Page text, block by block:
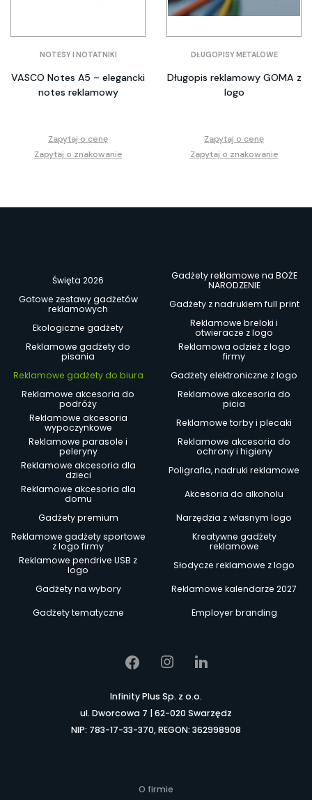
NOTESY I NOTATNIKI
VASCO Notes A5 – elegancki
notes reklamowy
Zapytaj o cenę
Zapytaj o znakowanie
DŁUGOPISY METALOWE
Długopis reklamowy GOMA z
logo
Zapytaj o cenę
Zapytaj o znakowanie
Święta 2026
Gadżety reklamowe na BOŻE
NARODZENIE
Gotowe zestawy gadżetów
reklamowych
Gadżety z nadrukiem full print
Ekologiczne gadżety
Reklamowe breloki i
otwieracze z logo
Reklamowe gadżety do
pisania
Reklamowa odzież z logo
firmy
Reklamowe gadżety do biura
Gadżety elektroniczne z logo
Reklamowe akcesoria do
podróży
Reklamowe akcesoria do
picia
Reklamowe akcesoria
wypoczynkowe
Reklamowe torby i plecaki
Reklamowe parasole i
peleryny
Reklamowe akcesoria do
ochrony i higieny
Reklamowe akcesoria dla
dzieci
Poligrafia, nadruki reklamowe
Reklamowe akcesoria dla
domu
Akcesoria do alkoholu
Gadżety premium
Narzędzia z własnym logo
Reklamowe gadżety sportowe
z logo firmy
Kreatywne gadżety
reklamowe
Reklamowe pendrive USB z
logo
Słodycze reklamowe z logo
Gadżety na wybory
Reklamowe kalendarze 2027
Gadżety tematyczne
Employer branding
Infinity Plus Sp. z o.o.
ul. Dworcowa 7 | 62-020 Swarzędz
NIP: 783-17-33-370, REGON: 362998908
O firmie